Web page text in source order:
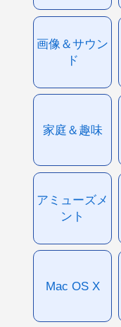
画像＆サウン
ド
家庭＆趣味
アミューズメ
ント
Mac OS X